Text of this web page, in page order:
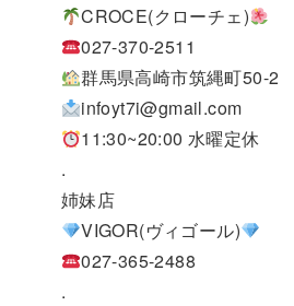
CROCE(クローチェ)
027-370-2511
群馬県高崎市筑縄町50-2
infoyt7i@gmail.com
11:30~20:00 水曜定休
.
姉妹店
VIGOR(ヴィゴール)
027-365-2488
.